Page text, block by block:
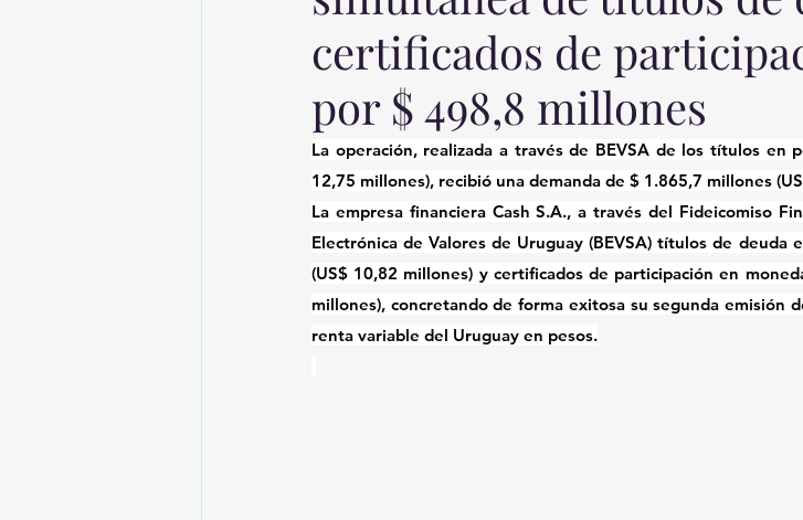
certificados de
por $ 498,8 millones
La operación, realizada a través de BEVSA de los títulos en
12,75 millones), recibió una demanda de $ 1.865,7 millones
La empresa financiera Cash S.A., a través del Fideicomiso
Electrónica de Valores de Uruguay (BEVSA) títulos de deuda
(US$ 10,82 millones) y certificados de participación en
millones), concretando de forma exitosa su segunda emisión
renta variable del Uruguay en pesos.